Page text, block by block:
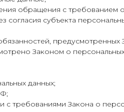
обращения с требованием о
субъекта
предусмотренных
Законом о
данных;
с требованиями Закона о